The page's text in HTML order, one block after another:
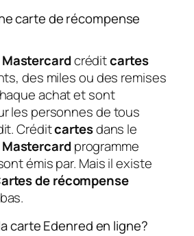
carte de récompense
créditcartes
des miles ou des remises
achat et sont
les personnes de tous
Créditcartesdans le
programme
émis par. Mais il existe
de récompense
carte Edenred en ligne?